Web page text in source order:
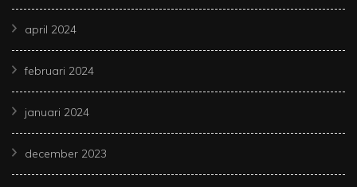
april 2024
februari 2024
januari 2024
december 2023